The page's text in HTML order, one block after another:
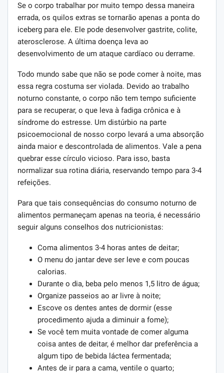
Se o corpo trabalhar por muito tempo dessa maneira
errada, os quilos extras se tornarão apenas a ponta do
iceberg para ele. Ele pode desenvolver gastrite, colite,
aterosclerose. A última doença leva ao
desenvolvimento de um ataque cardíaco ou derrame.
Todo mundo sabe que não se pode comer à noite, mas
essa regra costuma ser violada. Devido ao trabalho
noturno constante, o corpo não tem tempo suficiente
para se recuperar, o que leva à fadiga crônica e à
síndrome do estresse. Um distúrbio na parte
psicoemocional de nosso corpo levará a uma absorção
ainda maior e descontrolada de alimentos. Vale a pena
quebrar esse círculo vicioso. Para isso, basta
normalizar sua rotina diária, reservando tempo para 3-4
refeições.
Para que tais consequências do consumo noturno de
alimentos permaneçam apenas na teoria, é necessário
seguir alguns conselhos dos nutricionistas:
Coma alimentos 3-4 horas antes de deitar;
O menu do jantar deve ser leve e com poucas
calorias.
Durante o dia, beba pelo menos 1,5 litro de água;
Organize passeios ao ar livre à noite;
Escove os dentes antes de dormir (esse
procedimento ajuda a diminuir a fome);
Se você tem muita vontade de comer alguma
coisa antes de deitar, é melhor dar preferência a
algum tipo de bebida láctea fermentada;
Antes de ir para a cama, ventile o quarto;